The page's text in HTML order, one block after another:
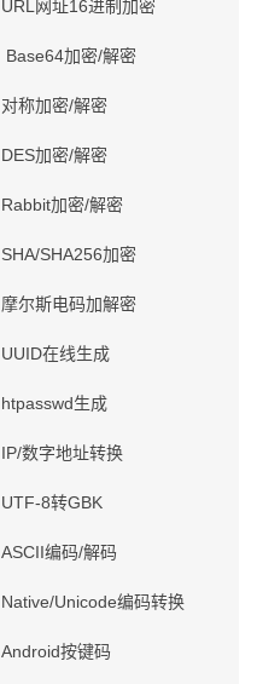
URL网址16进制加密
Base64加密/解密
对称加密/解密
DES加密/解密
Rabbit加密/解密
SHA/SHA256加密
摩尔斯电码加解密
UUID在线生成
htpasswd生成
IP/数字地址转换
UTF-8转GBK
ASCII编码/解码
Native/Unicode编码转换
Android按键码